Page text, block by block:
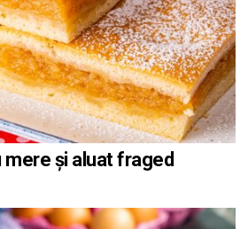
mere și aluat fraged